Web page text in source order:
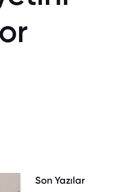
Son Yazılar